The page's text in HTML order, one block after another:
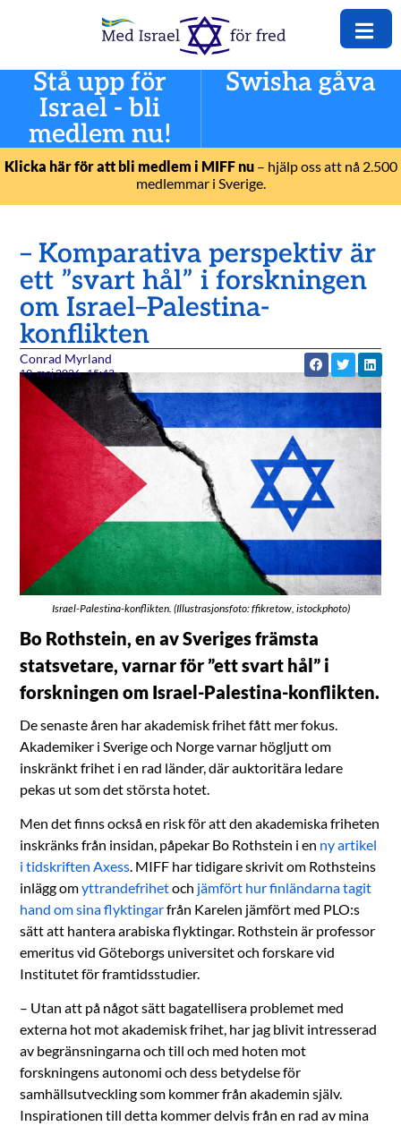
Stå upp för
Israel - bli
medlem nu!
Swisha gåva
Klicka här för att bli medlem i MIFF nu– hjälp oss att nå 2.500
medlemmar i Sverige.
– Komparativa perspektiv är
ett ”svart hål” i forskningen
om Israel–Palestina-
konflikten
Conrad Myrland
19. maj 2026 15:43
Israel-Palestina-konflikten. (Illustrasjonsfoto: ffikretow, istockphoto)
Bo Rothstein, en av Sveriges främsta
statsvetare, varnar för ”ett svart hål” i
forskningen om Israel-Palestina-konflikten.
De senaste åren har akademisk frihet fått mer fokus.
Akademiker i Sverige och Norge varnar högljutt om
inskränkt frihet i en rad länder, där auktoritära ledare
pekas ut som det största hotet.
Men det finns också en risk för att den akademiska friheten
inskränks från insidan, påpekar Bo Rothstein i en ny artikel
i tidskriften Axess . MIFF har tidigare skrivit om Rothsteins
inlägg omyttrandefrihetoch jämfört hur finländarna tagit
hand om sina flyktingarfrån Karelen jämfört med PLO:s
sätt att hantera arabiska flyktingar. Rothstein är professor
emeritus vid Göteborgs universitet och forskare vid
Institutet för framtidsstudier.
– Utan att på något sätt bagatellisera problemet med
externa hot mot akademisk frihet, har jag blivit intresserad
av begränsningarna och till och med hoten mot
forskningens autonomi och dess betydelse för
samhällsutveckling som kommer från akademin själv.
Inspirationen till detta kommer delvis från en rad av mina